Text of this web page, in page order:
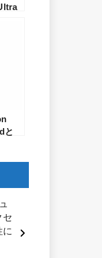
ヤ
説
と
セ
に